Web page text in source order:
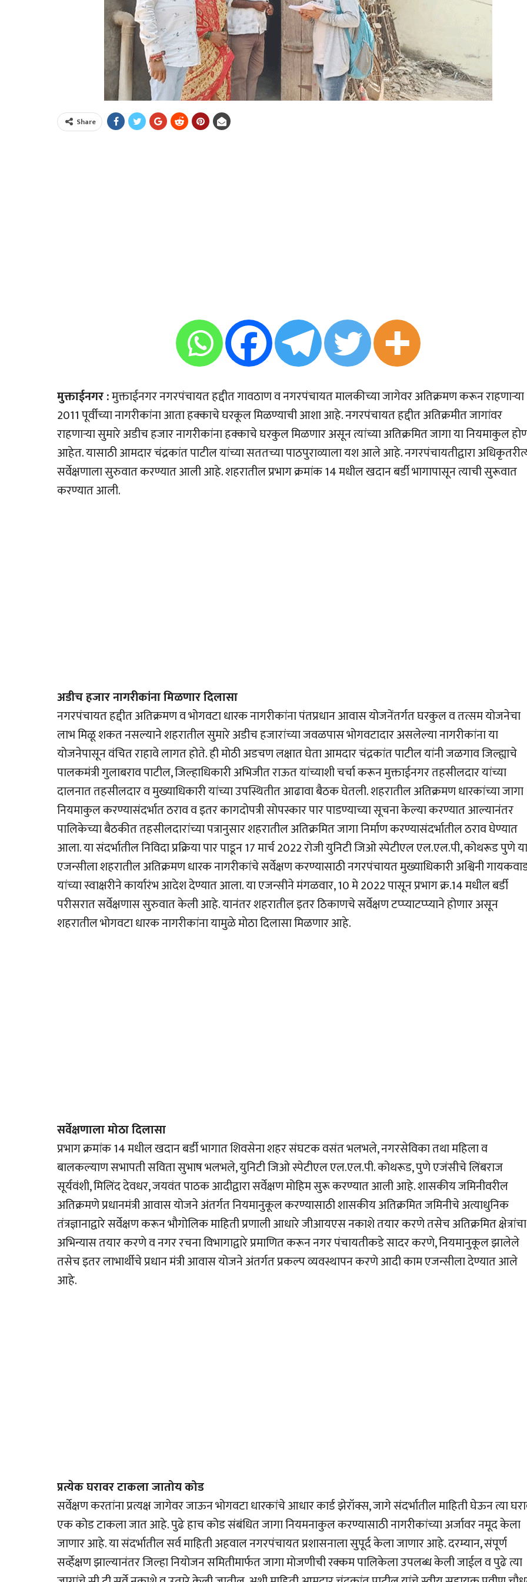
Share
मुक्ताईनगर :मुक्ताईनगर नगरपंचायत हद्दीत गावठाण व नगरपंचायत मालकीच्या जागेवर अतिक्रमण करून राहणार्‍या
2011 पूर्वीच्या नागरीकांना आता हक्काचे घरकूल मिळण्याची आशा आहे. नगरपंचायत हद्दीत अतिक्रमीत जागांवर
राहणार्‍या सुमारे अडीच हजार नागरीकांना हक्काचे घरकुल मिळणार असून त्यांच्या अतिक्रमित जागा या नियमाकुल
आहेत. यासाठी आमदार चंद्रकांत पाटील यांच्या सततच्या पाठपुराव्याला यश आले आहे. नगरपंचायतीद्वारा
सर्वेक्षणाला सुरुवात करण्यात आली आहे. शहरातील प्रभाग क्रमांक 14 मधील खदान बर्डी भागापासून त्याची सुरूवात
करण्यात आली.
अडीच हजार नागरीकांना मिळणार दिलासा
नगरपंचायत हद्दीत अतिक्रमण व भोगवटा धारक नागरीकांना पंतप्रधान आवास योजनेंतर्गत घरकुल व तत्सम योजनेचा
लाभ मिळू शकत नसल्याने शहरातील सुमारे अडीच हजारांच्या जवळपास भोगवटादार असलेल्या नागरीकांना या
योजनेपासून वंचित राहावे लागत होते. ही मोठी अडचण लक्षात घेता आमदार चंद्रकांत पाटील यांनी जळगाव जिल्ह्याचे
पालकमंत्री गुलाबराव पाटील, जिल्हाधिकारी अभिजीत राऊत यांच्याशी चर्चा करून मुक्ताईनगर तहसीलदार यांच्या
दालनात तहसीलदार व मुख्याधिकारी यांच्या उपस्थितीत आढावा बैठक घेतली. शहरातील अतिक्रमण धारकांच्या जागा
नियमाकुल करण्यासंदर्भात ठराव व इतर कागदोपत्री सोपस्कार पार पाडण्याच्या सूचना केल्या करण्यात आल्यानंतर
पालिकेच्या बैठकीत तहसीलदारांच्या पत्रानुसार शहरातील अतिक्रमित जागा निर्माण करण्यासंदर्भातील ठराव घेण्यात
आला. या संदर्भातील निविदा प्रक्रिया पार पाडून 17 मार्च 2022 रोजी युनिटी जिओ स्पेटीएल एल.एल.पी, कोथरूड पुणे या
एजन्सीला शहरातील अतिक्रमण धारक नागरीकांचे सर्वेक्षण करण्यासाठी नगरपंचायत मुख्याधिकारी अश्विनी
यांच्या स्वाक्षरीने कार्यारंभ आदेश देण्यात आला. या एजन्सीने मंगळवार, 10 मे 2022 पासून प्रभाग क्र.14 मधील बर्डी
परीसरात सर्वेक्षणास सुरुवात केली आहे. यानंतर शहरातील इतर ठिकाणचे सर्वेक्षण टप्प्याटप्प्याने होणार असून
शहरातील भोगवटा धारक नागरीकांना यामुळे मोठा दिलासा मिळणार आहे.
सर्वेक्षणाला मोठा दिलासा
प्रभाग क्रमांक 14 मधील खदान बर्डी भागात शिवसेना शहर संघटक वसंत भलभले, नगरसेविका तथा महिला व
बालकल्याण सभापती सविता सुभाष भलभले, युनिटी जिओ स्पेटीएल एल.एल.पी. कोथरूड, पुणे एजंसीचे लिंबराज
सूर्यवंशी, मिलिंद देवधर, जयवंत पाठक आदीद्वारा सर्वेक्षण मोहिम सुरू करण्यात आली आहे. शासकीय जमिनीवरील
अतिक्रमणे प्रधानमंत्री आवास योजने अंतर्गत नियमानुकूल करण्यासाठी शासकीय अतिक्रमित जमिनीचे अत्याधुनिक
तंत्रज्ञानाद्वारे सर्वेक्षण करून भौगोलिक माहिती प्रणाली आधारे जीआयएस नकाशे तयार करणे तसेच अतिक्रमित क्षेत्रांचा
अभिन्यास तयार करणे व नगर रचना विभागाद्वारे प्रमाणित करून नगर पंचायतीकडे सादर करणे, नियमानुकूल झालेले
तसेच इतर लाभार्थीचे प्रधान मंत्री आवास योजने अंतर्गत प्रकल्प व्यवस्थापन करणे आदी काम एजन्सीला देण्यात आले
आहे.
प्रत्येक घरावर टाकला जातोय कोड
सर्वेक्षण करतांना प्रत्यक्ष जागेवर जाऊन भोगवटा धारकांचे आधार कार्ड झेरॉक्स, जागे संदर्भातील माहिती घेऊन त्या
एक कोड टाकला जात आहे. पुढे हाच कोड संबंधित जागा नियमनाकुल करण्यासाठी नागरीकांच्या अर्जावर नमूद केला
जाणार आहे. या संदर्भातील सर्व माहिती अहवाल नगरपंचायत प्रशासनाला सुपूर्द केला जाणार आहे. दरम्यान, संपूर्ण
सर्व्हेक्षण झाल्यानंतर जिल्हा नियोजन समितीमार्फत जागा मोजणीची रक्कम पालिकेला उपलब्ध केली जाईल व पुढे त्या